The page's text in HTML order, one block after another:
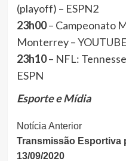
(playoff) – ESPN2
23h00– Campeonato
Monterrey – YOUTUBE
23h10– NFL:
ESPN
Esporte e Mídia
Continue
Lendo
Notícia Anterior
Transmissão Esportiva
13/09/2020